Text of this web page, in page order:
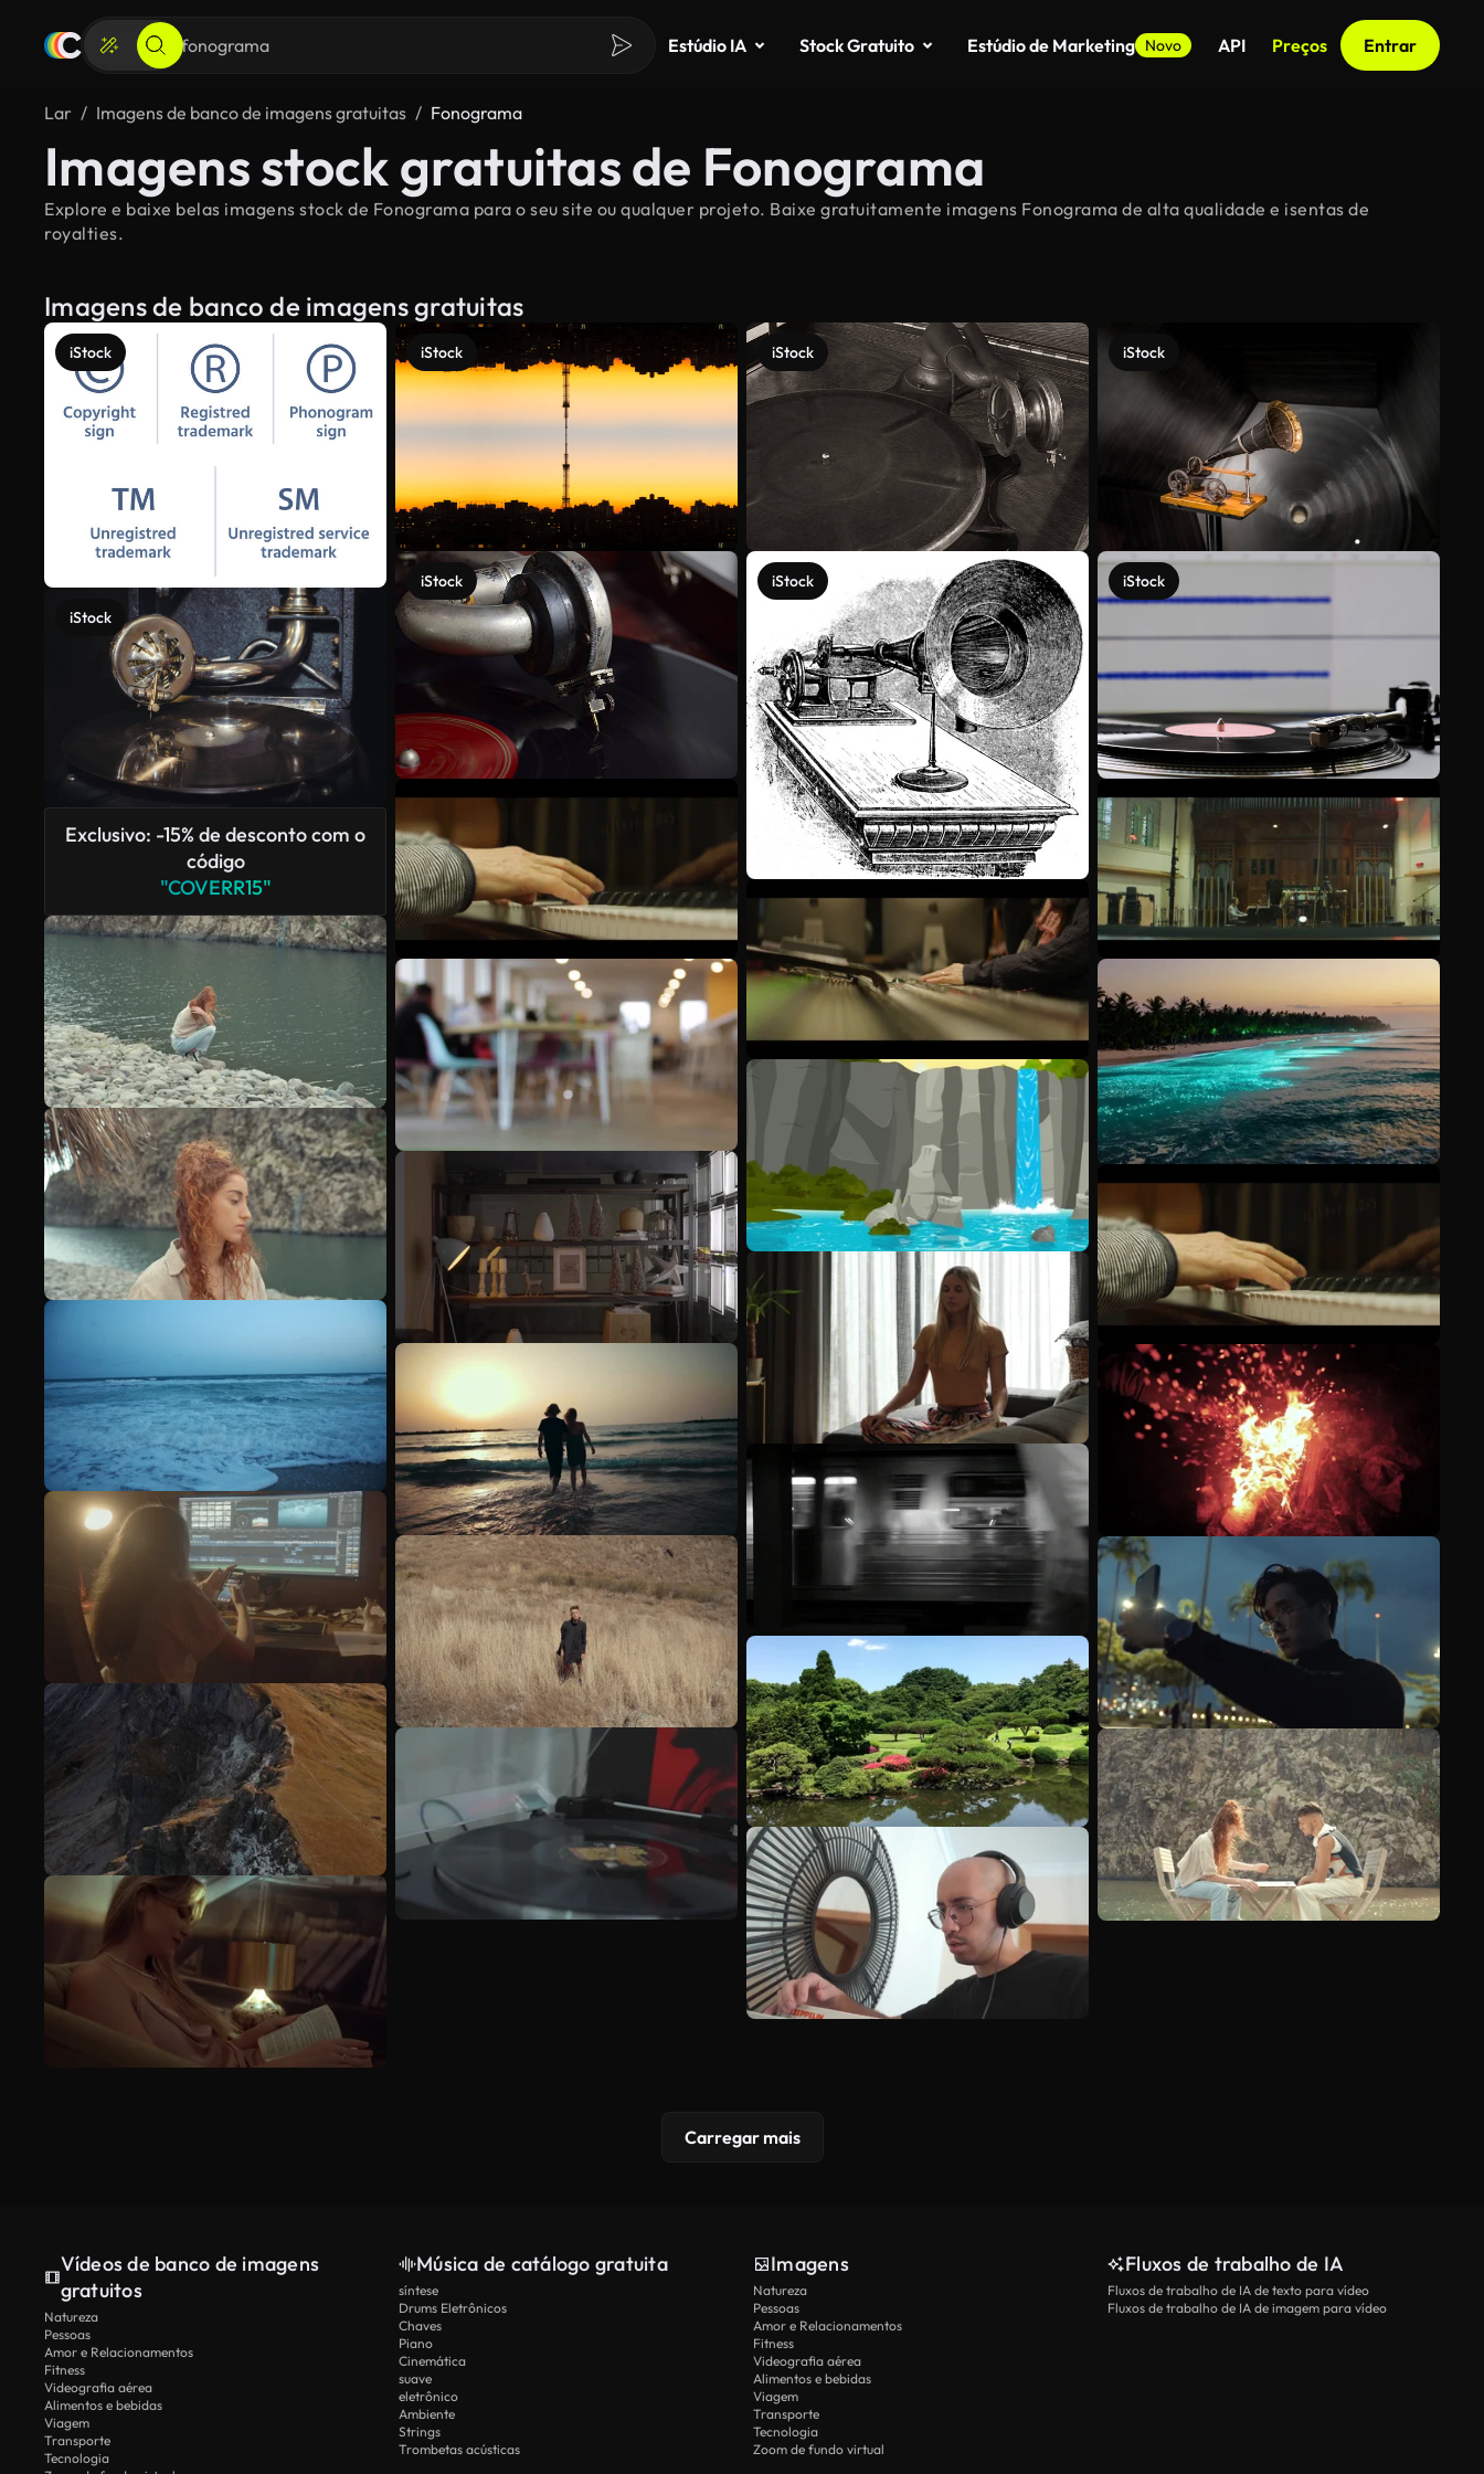
Estúdio IA Stock Gratuito Estúdio de Marketing Novo API Preços Entrar
Lar Imagens de banco de imagens gratuitas Fonograma
Imagens stock gratuitas de Fonograma
Explore e baixe belas imagens stock de Fonograma para o seu site ou qualquer projeto. Baixe gratuitamente imagens Fonograma de alta qualidade e isentas de
royalties.
Imagens de banco de imagens gratuitas
iStock
iStock
Exclusivo: -15% de desconto com o
código
"COVERR15"
iStock
iStock
iStock
iStock
iStock
iStock
Veja mais
Carregar mais
Vídeos de banco de imagens
gratuitos
Natureza
Pessoas
Amor e Relacionamentos
Fitness
Videografia aérea
Alimentos e bebidas
Viagem
Transporte
Tecnologia
Música de catálogo gratuita
síntese
Drums Eletrônicos
Chaves
Piano
Cinemática
suave
eletrônico
Ambiente
Strings
Trombetas acústicas
Imagens
Natureza
Pessoas
Amor e Relacionamentos
Fitness
Videografia aérea
Alimentos e bebidas
Viagem
Transporte
Tecnologia
Zoom de fundo virtual
Fluxos de trabalho de IA
Fluxos de trabalho de IA de texto para vídeo
Fluxos de trabalho de IA de imagem para vídeo